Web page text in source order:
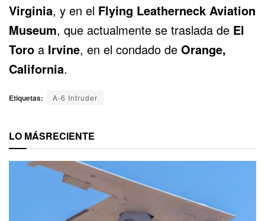
Virginia, y en el Flying Leatherneck Aviation
Museum, que actualmente se traslada de El
Toro a Irvine, en el condado de Orange,
California.
Etiquetas: A-6 Intruder
LO MÁSRECIENTE